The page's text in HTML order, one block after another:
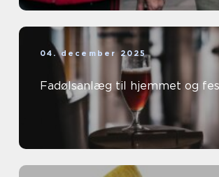
04. december 2025
Fadølsanlæg til hjemmet og